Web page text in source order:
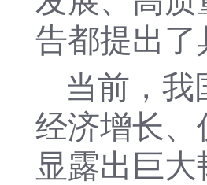
告都提出
当前，我
经济增长
显露出巨